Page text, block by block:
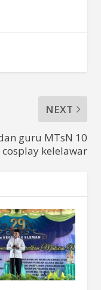
NEXT
guru MTsN 10
kelelawar